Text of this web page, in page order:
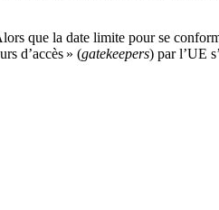
que la date limite pour se
d’accès » (gatekeepers) par l’UE